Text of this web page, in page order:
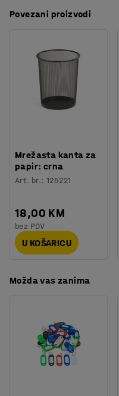
Boja postolja: Crna
Potreban broj osoba
Procjena vremena
:
Montaža: Dolazi
Testirano: EN
Povezani proizvodi
Mrežasta kanta za
papir: crna
Art. br.:125221
18,00 KM
bez PDV
U KOŠARICU
Možda vas zanima